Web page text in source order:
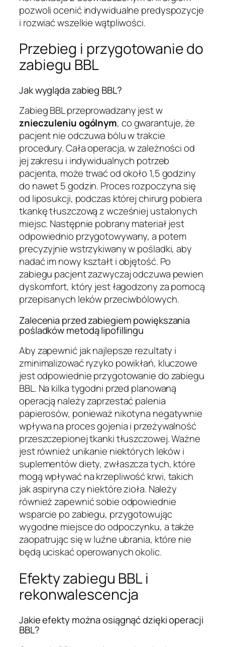
pozwoli ocenić indywidualne predyspozycje
i rozwiać wszelkie wątpliwości.
Przebieg i przygotowanie do
zabiegu BBL
Jak wygląda zabieg BBL?
Zabieg BBL przeprowadzany jest w
znieczuleniu ogólnym, co gwarantuje, że
pacjent nie odczuwa bólu w trakcie
procedury. Cała operacja, w zależności od
jej zakresu i indywidualnych potrzeb
pacjenta, może trwać od około 1,5 godziny
do nawet 5 godzin. Proces rozpoczyna się
od liposukcji, podczas której chirurg pobiera
tkankę tłuszczową z wcześniej ustalonych
miejsc. Następnie pobrany materiał jest
odpowiednio przygotowywany, a potem
precyzyjnie wstrzykiwany w pośladki, aby
nadać im nowy kształt i objętość. Po
zabiegu pacjent zazwyczaj odczuwa pewien
dyskomfort, który jest łagodzony za pomocą
przepisanych leków przeciwbólowych.
Zalecenia przed zabiegiem powiększania
pośladków metodą lipofillingu
Aby zapewnić jak najlepsze rezultaty i
zminimalizować ryzyko powikłań, kluczowe
jest odpowiednie przygotowanie do zabiegu
BBL. Na kilka tygodni przed planowaną
operacją należy zaprzestać palenia
papierosów, ponieważ nikotyna negatywnie
wpływa na proces gojenia i przeżywalność
przeszczepionej tkanki tłuszczowej. Ważne
jest również unikanie niektórych leków i
suplementów diety, zwłaszcza tych, które
mogą wpływać na krzepliwość krwi, takich
jak aspiryna czy niektóre zioła. Należy
również zapewnić sobie odpowiednie
wsparcie po zabiegu, przygotowując
wygodne miejsce do odpoczynku, a także
zaopatrując się w luźne ubrania, które nie
będą uciskać operowanych okolic.
Efekty zabiegu BBL i
rekonwalescencja
Jakie efekty można osiągnąć dzięki operacji
BBL?